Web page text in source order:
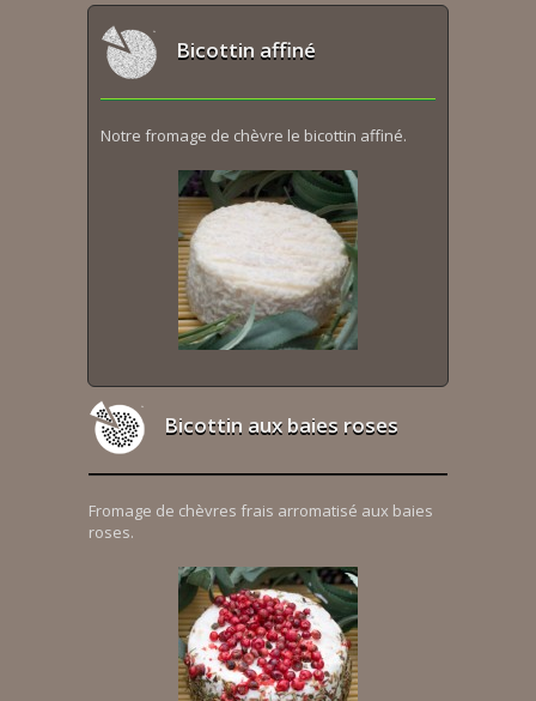
Bicottin affiné
Notre fromage de chèvre le bicottin affiné.
Bicottin aux baies roses
Fromage de chèvres frais arromatisé aux baies
roses.